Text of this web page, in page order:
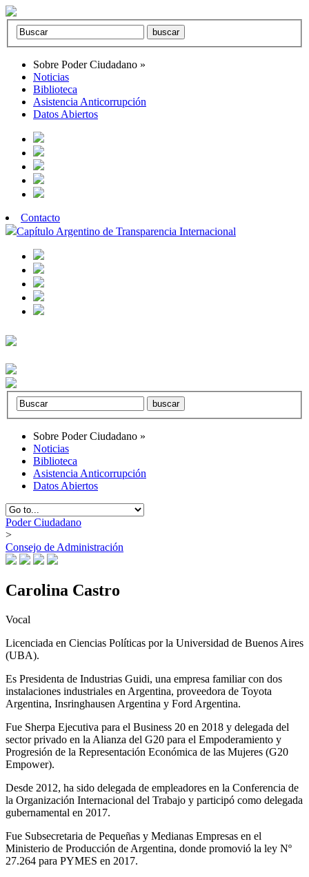
Sobre Poder Ciudadano »
Noticias
Biblioteca
Asistencia Anticorrupción
Datos Abiertos
Contacto
Capítulo Argentino de Transparencia Internacional
Sobre Poder Ciudadano »
Noticias
Biblioteca
Asistencia Anticorrupción
Datos Abiertos
Poder Ciudadano
>
Consejo de Administración
Carolina Castro
Vocal
Licenciada en Ciencias Políticas por la Universidad de Buenos Aires
(UBA).
Es Presidenta de Industrias Guidi, una empresa familiar con dos
instalaciones industriales en Argentina, proveedora de Toyota
Argentina, Insringhausen Argentina y Ford Argentina.
Fue Sherpa Ejecutiva para el Business 20 en 2018 y delegada del
sector privado en la Alianza del G20 para el Empoderamiento y
Progresión de la Representación Económica de las Mujeres (G20
Empower).
Desde 2012, ha sido delegada de empleadores en la Conferencia de
la Organización Internacional del Trabajo y participó como delegada
gubernamental en 2017.
Fue Subsecretaria de Pequeñas y Medianas Empresas en el
Ministerio de Producción de Argentina, donde promovió la ley Nº
27.264 para PYMES en 2017.